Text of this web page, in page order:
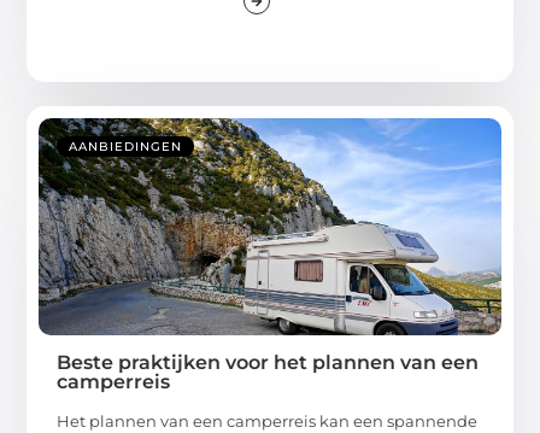
AANBIEDINGEN
Beste praktijken voor het plannen van een
camperreis
Het plannen van een camperreis kan een spannende